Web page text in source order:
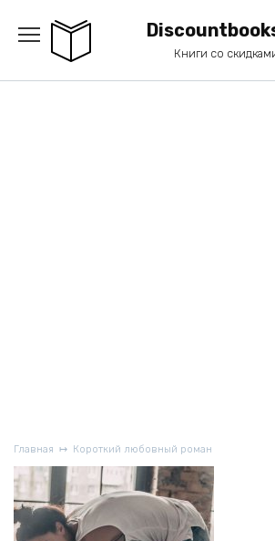
содержанию
Книги со
Главная Короткий любовный роман